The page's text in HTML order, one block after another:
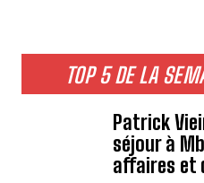
TOP 5 DE LA
Patrick
séjour à
affaires et